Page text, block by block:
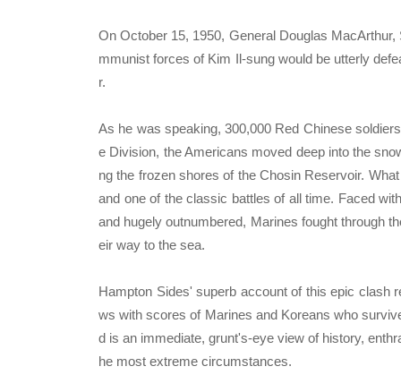
On October 15, 1950, General Douglas
mmunist forces of Kim Il-sung would be utterly
r.
As he was speaking, 300,000 Red Chinese
e Division, the Americans moved deep into the
ng the frozen shores of the Chosin Reservoir.
and one of the classic battles of all time. Faced
and hugely outnumbered, Marines fought through
eir way to the sea.
Hampton Sides' superb account of this epic clash
ws with scores of Marines and Koreans who
d is an immediate, grunt's-eye view of history,
he most extreme circumstances.